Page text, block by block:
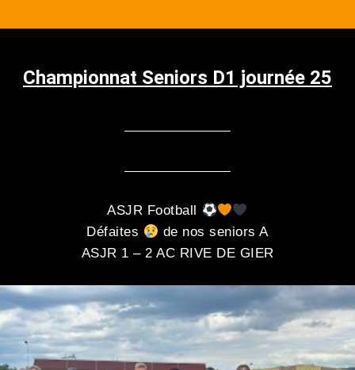
Championnat Seniors D1 journée 25
ASJR Football
Défaites
de nos seniors A
ASJR 1 – 2 AC RIVE DE GIER